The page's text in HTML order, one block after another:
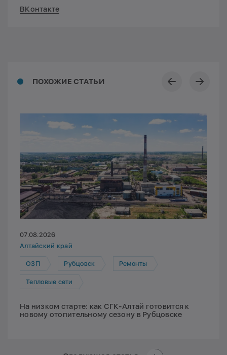
ВКонтакте
ПОХОЖИЕ СТАТЬИ
07.08.2026
Алтайский край
ОЗП Рубцовск Ремонты
Тепловые сети
На низком старте: как СГК-Алтай готовится к
новому отопительному сезону в Рубцовске